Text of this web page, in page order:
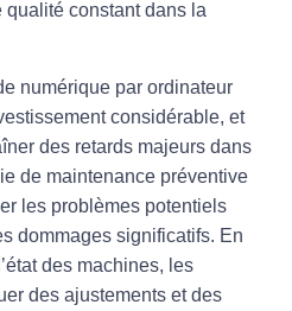
qualité constant dans la
numérique par ordinateur
considérable, et
des retards majeurs dans
de maintenance préventive
les problèmes potentiels
dommages significatifs. En
des machines, les
des ajustements et des